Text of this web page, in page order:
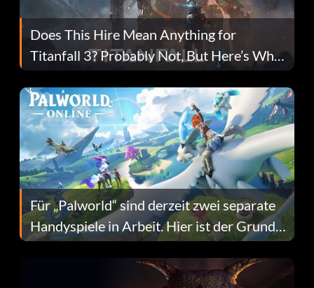
Does This Hire Mean Anything for
Titanfall 3? Probably Not, But Here’s Why
Fans Are Hopeful
Für „Palworld“ sind derzeit zwei separate
Handyspiele in Arbeit. Hier ist der Grund
dafür.